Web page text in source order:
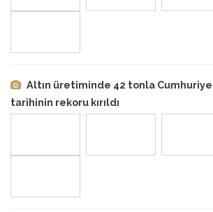
Altın üretiminde 42 tonla
tarihinin rekoru kırıldı